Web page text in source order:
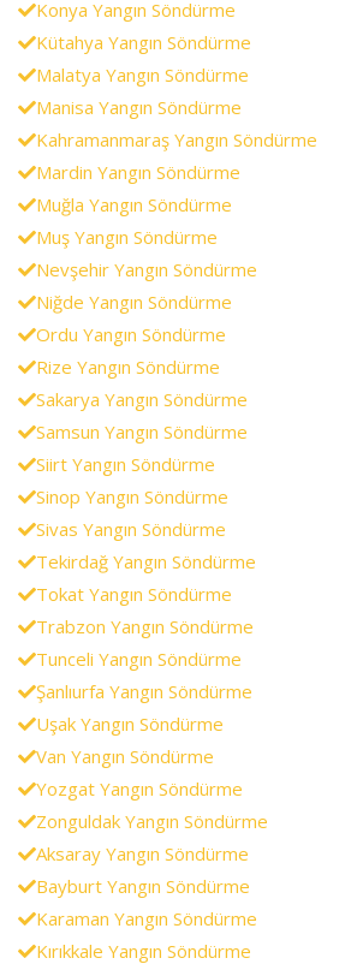
Konya Yangın Söndürme
Kütahya Yangın Söndürme
Malatya Yangın Söndürme
Manisa Yangın Söndürme
Kahramanmaraş Yangın Söndürme
Mardin Yangın Söndürme
Muğla Yangın Söndürme
Muş Yangın Söndürme
Nevşehir Yangın Söndürme
Niğde Yangın Söndürme
Ordu Yangın Söndürme
Rize Yangın Söndürme
Sakarya Yangın Söndürme
Samsun Yangın Söndürme
Siirt Yangın Söndürme
Sinop Yangın Söndürme
Sivas Yangın Söndürme
Tekirdağ Yangın Söndürme
Tokat Yangın Söndürme
Trabzon Yangın Söndürme
Tunceli Yangın Söndürme
Şanlıurfa Yangın Söndürme
Uşak Yangın Söndürme
Van Yangın Söndürme
Yozgat Yangın Söndürme
Zonguldak Yangın Söndürme
Aksaray Yangın Söndürme
Bayburt Yangın Söndürme
Karaman Yangın Söndürme
Kırıkkale Yangın Söndürme